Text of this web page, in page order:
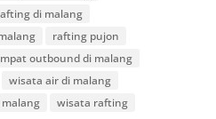
di malang
rafting pujon
outbound di malang
wisata air di malang
wisata rafting